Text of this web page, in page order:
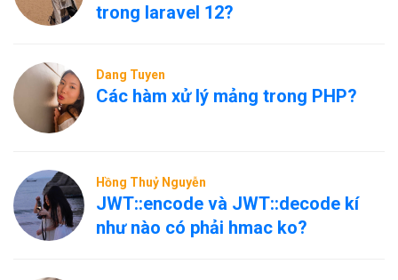
trong laravel 12?
Dang Tuyen
Các hàm xử lý mảng trong PHP?
Hồng Thuỷ Nguyễn
JWT::encode và JWT::decode kí
như nào có phải hmac ko?